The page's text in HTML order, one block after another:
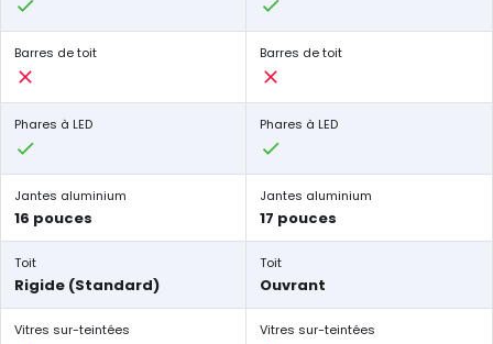
Barres de toit Barres de toit
Phares à LED Phares à LED
Jantes aluminium
16 pouces
Jantes aluminium
17 pouces
Toit
Rigide (Standard)
Toit
Ouvrant
Vitres sur-teintées Vitres sur-teintées